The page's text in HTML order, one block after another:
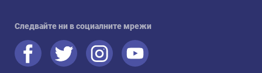
Следвайте ни в социалните мрежи